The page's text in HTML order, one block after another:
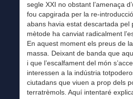
segle XXI no obstant l’amenaça
fou capgirada per la re-
abans havia estat descartada pel
mètode ha canviat radicalment
En aquest moment els preus de
massa. Deixant de banda que
i que l’escalfament del món
interessen a la indústria
ciutadans que viuen a prop dels
terratrèmols. Aquí intentaré